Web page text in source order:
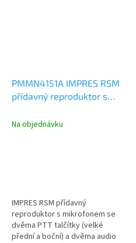
PMMN4151A IMPRES RSM
přídavný reproduktor s
kabel, Motorola R7
Na objednávku
IMPRES RSM přídavný
reproduktor s mikrofonem se
dvěma PTT talčítky (velké
přední a boční) a dvěma audio